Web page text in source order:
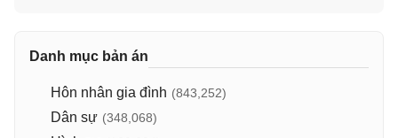
Danh mục bản án
Hôn nhân gia đình (843,252)
Dân sự (348,068)